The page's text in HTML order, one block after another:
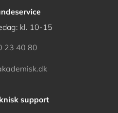
kl. 10-15
23 40 80
support